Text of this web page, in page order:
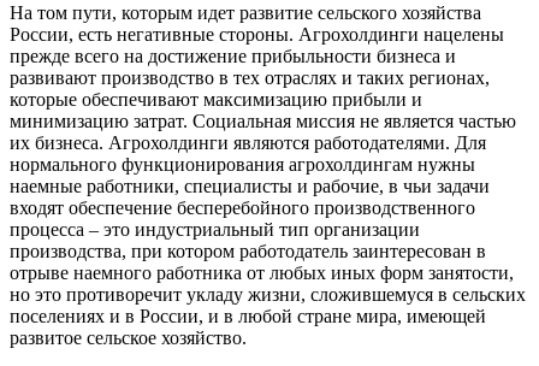
На том пути, которым идет развитие сельского хозяйства
России, есть негативные стороны. Агрохолдинги нацелены
прежде всего на достижение прибыльности бизнеса и
развивают производство в тех отраслях и таких регионах,
которые обеспечивают максимизацию прибыли и
минимизацию затрат. Социальная миссия не является частью
их бизнеса. Агрохолдинги являются работодателями. Для
нормального функционирования агрохолдингам нужны
наемные работники, специалисты и рабочие, в чьи задачи
входят обеспечение бесперебойного производственного
процесса – это индустриальный тип организации
производства, при котором работодатель заинтересован в
отрыве наемного работника от любых иных форм занятости,
но это противоречит укладу жизни, сложившемуся в сельских
поселениях и в России, и в любой стране мира, имеющей
развитое сельское хозяйство.